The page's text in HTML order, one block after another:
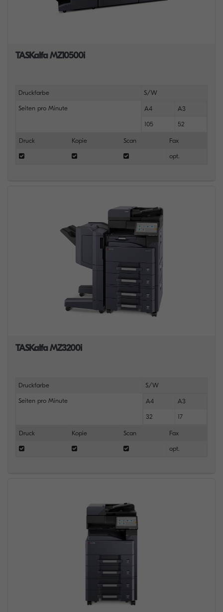
TASKalfa MZ10500i
Druckfarbe S/W
Seiten pro Minute A4 A3
105 52
Druck Kopie Scan Fax
opt.
TASKalfa MZ3200i
Druckfarbe S/W
Seiten pro Minute A4 A3
32 17
Druck Kopie Scan Fax
opt.